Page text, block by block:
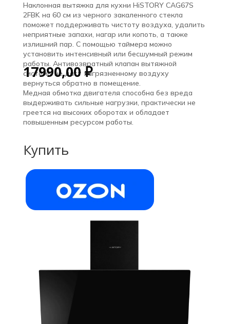
Наклонная вытяжка для кухни HiSTORY CAG67S
2FBK на 60 см из черного закаленного стекла
поможет поддерживать чистоту воздуха, удалить
неприятные запахи, нагар или копоть, а также
излишний пар. С помощью таймера можно
установить интенсивный или бесшумный режим
работы. Антивозвратный клапан вытяжной
системы не даст загрязненному воздуху
вернуться обратно в помещение.
Медная обмотка двигателя способна без вреда
выдерживать сильные нагрузки, практически не
греется на высоких оборотах и обладает
повышенным ресурсом работы.
17990,00₽
Купить